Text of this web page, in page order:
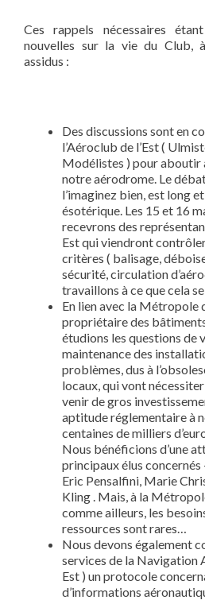
Ces rappels nécessaires
nouvelles sur la vie du Club,
assidus :
Des discussions sont en
l’Aéroclub de l’Est (
Modélistes ) pour aboutir
notre aérodrome. Le
l’imaginez bien, est long
ésotérique. Les 15 et 16
recevrons des
Est qui viendront
critères ( balisage,
sécurité, circulation
travaillons à ce que cela
En lien avec la Métropole
propriétaire des
étudions les questions de
maintenance des
problèmes, dus à
locaux, qui vont
venir de gros
aptitude réglementaire à
centaines de milliers
Nous bénéficions d’une
principaux élus concernés
Eric Pensalfini, Marie
Kling . Mais, à la
comme ailleurs, les
ressources sont rares…
Nous devons également
services de la Navigation
Est ) un protocole
d’informations